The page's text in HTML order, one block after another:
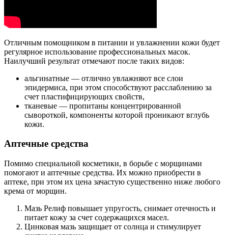
Отличным помощником в питании и увлажнении кожи будет
регулярное использование профессиональных масок.
Наилучший результат отмечают после таких видов:
альгинатные — отлично увлажняют все слои
эпидермиса, при этом способствуют расслаблению за
счет пластифицирующих свойств,
тканевые — пропитаны концентрированной
сывороткой, компоненты которой проникают вглубь
кожи.
Аптечные средства
Помимо специальной косметики, в борьбе с морщинами
помогают и аптечные средства. Их можно приобрести в
аптеке, при этом их цена зачастую существенно ниже любого
крема от морщин.
Мазь Релиф повышает упругость, снимает отечность и
питает кожу за счет содержащихся масел.
Цинковая мазь защищает от солнца и стимулирует